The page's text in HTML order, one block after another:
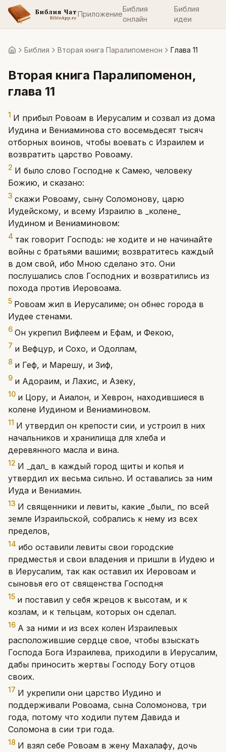
Приложение
Библия
онлайн
Библия
идеи
ГлавнаяБиблия Вторая книга Паралипоменон Глава 11
Вторая книга Паралипоменон,
глава 11
1 И прибыл Ровоам в Иерусалим и созвал из дома
Иудина и Вениаминова сто восемьдесят тысяч
отборных воинов, чтобы воевать с Израилем и
возвратить царство Ровоаму.
2 И было слово Господне к Самею, человеку
Божию, и сказано:
3 скажи Ровоаму, сыну Соломонову, царю
Иудейскому, и всему Израилю в _колене_
Иудином и Вениаминовом:
4 так говорит Господь: не ходите и не начинайте
войны с братьями вашими; возвратитесь каждый
в дом свой, ибо Мною сделано это. Они
послушались слов Господних и возвратились из
похода против Иеровоама.
5 Ровоам жил в Иерусалиме; он обнес города в
Иудее стенами.
6 Он укрепил Вифлеем и Ефам, и Фекою,
7 и Вефцур, и Сохо, и Одоллам,
8 и Геф, и Марешу, и Зиф,
9 и Адораим, и Лахис, и Азеку,
10 и Цору, и Аиалон, и Хеврон, находившиеся в
колене Иудином и Вениаминовом.
11 И утвердил он крепости сии, и устроил в них
начальников и хранилища для хлеба и
деревянного масла и вина.
12 И _дал_ в каждый город щиты и копья и
утвердил их весьма сильно. И оставались за ним
Иуда и Вениамин.
13 И священники и левиты, какие _были_ по всей
земле Израильской, собрались к нему из всех
пределов,
14 ибо оставили левиты свои городские
предместья и свои владения и пришли в Иудею и
в Иерусалим, так как оставил их Иеровоам и
сыновья его от священства Господня
15 и поставил у себя жрецов к высотам, и к
козлам, и к тельцам, которых он сделал.
16 А за ними и из всех колен Израилевых
расположившие сердце свое, чтобы взыскать
Господа Бога Израилева, приходили в Иерусалим,
дабы приносить жертвы Господу Богу отцов
своих.
17 И укрепили они царство Иудино и
поддерживали Ровоама, сына Соломонова, три
года, потому что ходили путем Давида и
Соломона в сии три года.
18 И взял себе Ровоам в жену Махалафу, дочь